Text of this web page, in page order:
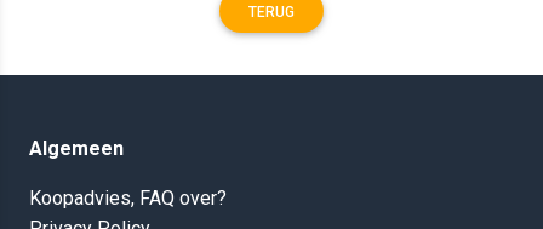
TERUG
Algemeen
Koopadvies, FAQ over?